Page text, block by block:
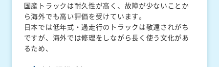
国産トラックは耐久性が高く、故障が少ないことか
ら海外でも高い評価を受けています。
日本では低年式・過走行のトラックは敬遠されがち
ですが、海外では修理をしながら長く使う文化があ
るため、